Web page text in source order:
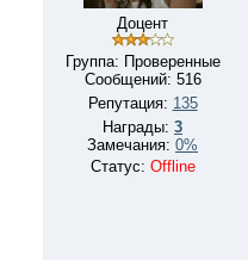
Доцент
Группа: Проверенные
Сообщений: 516
Репутация: 135
Награды: 3
Замечания: 0%
Статус: Offline